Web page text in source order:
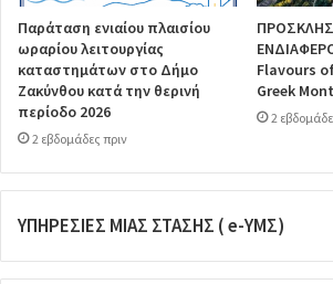
Παράταση ενιαίου πλαισίου
ωραρίου λειτουργίας
καταστημάτων στο Δήμο
Ζακύνθου κατά την θερινή
περίοδο 2026
2 εβδομάδες πριν
Flavours
Greek
2
ΥΠΗΡΕΣΙΕΣ ΜΙΑΣ ΣΤΑΣΗΣ ( e-ΥΜΣ)